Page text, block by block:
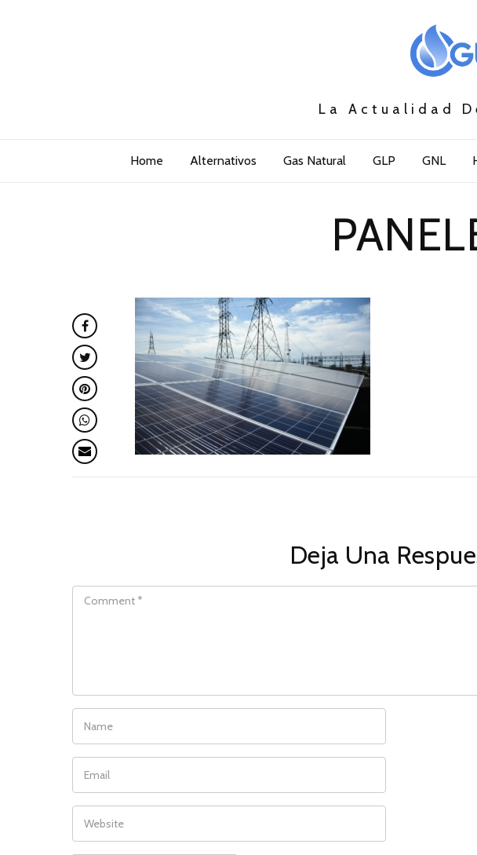
La Actualidad
Home Alternativos Gas Natural GLP GNL
Deja Una